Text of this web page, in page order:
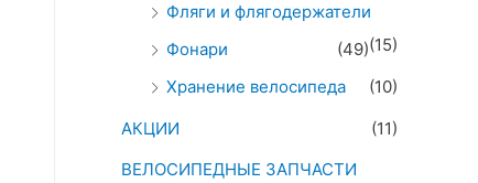
Фляги и флягодержатели
(15)
Фонари
(49)
Хранение велосипеда
(10)
АКЦИИ
(11)
ВЕЛОСИПЕДНЫЕ ЗАПЧАСТИ